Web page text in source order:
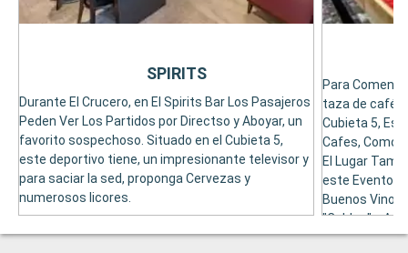
Durante El Crucero, en El Spirits Bar Los Pasajeros
Peden Ver Los Partidos por Directso y Aboyar, un
favorito sospechoso. Situado en el Cubieta 5,
este deportivo tiene, un impresionante televisor y
para saciar la sed, proponga Cervezas y
numerosos licores.
SPIRITS
Para
taza de cafés
Cubieta 5,
Cafes, Como
El Lugar
este Evento
Buenos Vinos
"Caldos" y
Sommeliers.